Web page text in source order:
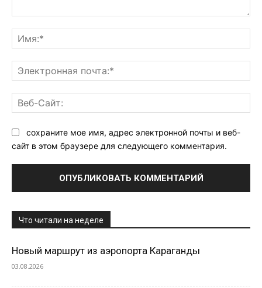
сохраните мое имя, адрес электронной почты и веб-
сайт в этом браузере для следующего комментария.
Что читали на неделе
Новый маршрут из аэропорта Караганды
03.08.2026